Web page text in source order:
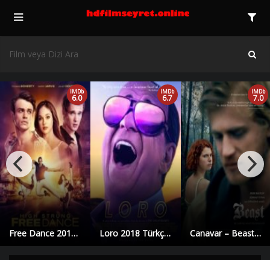
Free Dance 2018 izle | Yüksek Kalite |
IMDb
6.0
Loro 2018 Türkçe Dublaj izle | Yüksek Kalite |
IMDb
6.7
Canavar – Beast 2017 Türkçe Dublaj izle | Yüksek Kalite |
IMDb
7.0